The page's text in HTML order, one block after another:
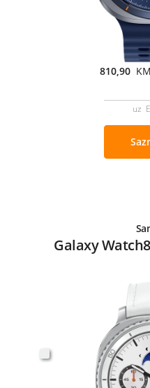
810,90
uz
Galaxy